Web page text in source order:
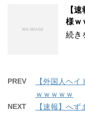
【
様ｗ
続き
PREV
【外国人ヘ
ｗｗｗｗｗ
NEXT
【速報】へ